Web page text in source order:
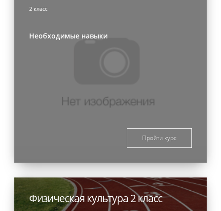
2 класс
Необходимые навыки
Пройти курс
Физическая культура 2 класс